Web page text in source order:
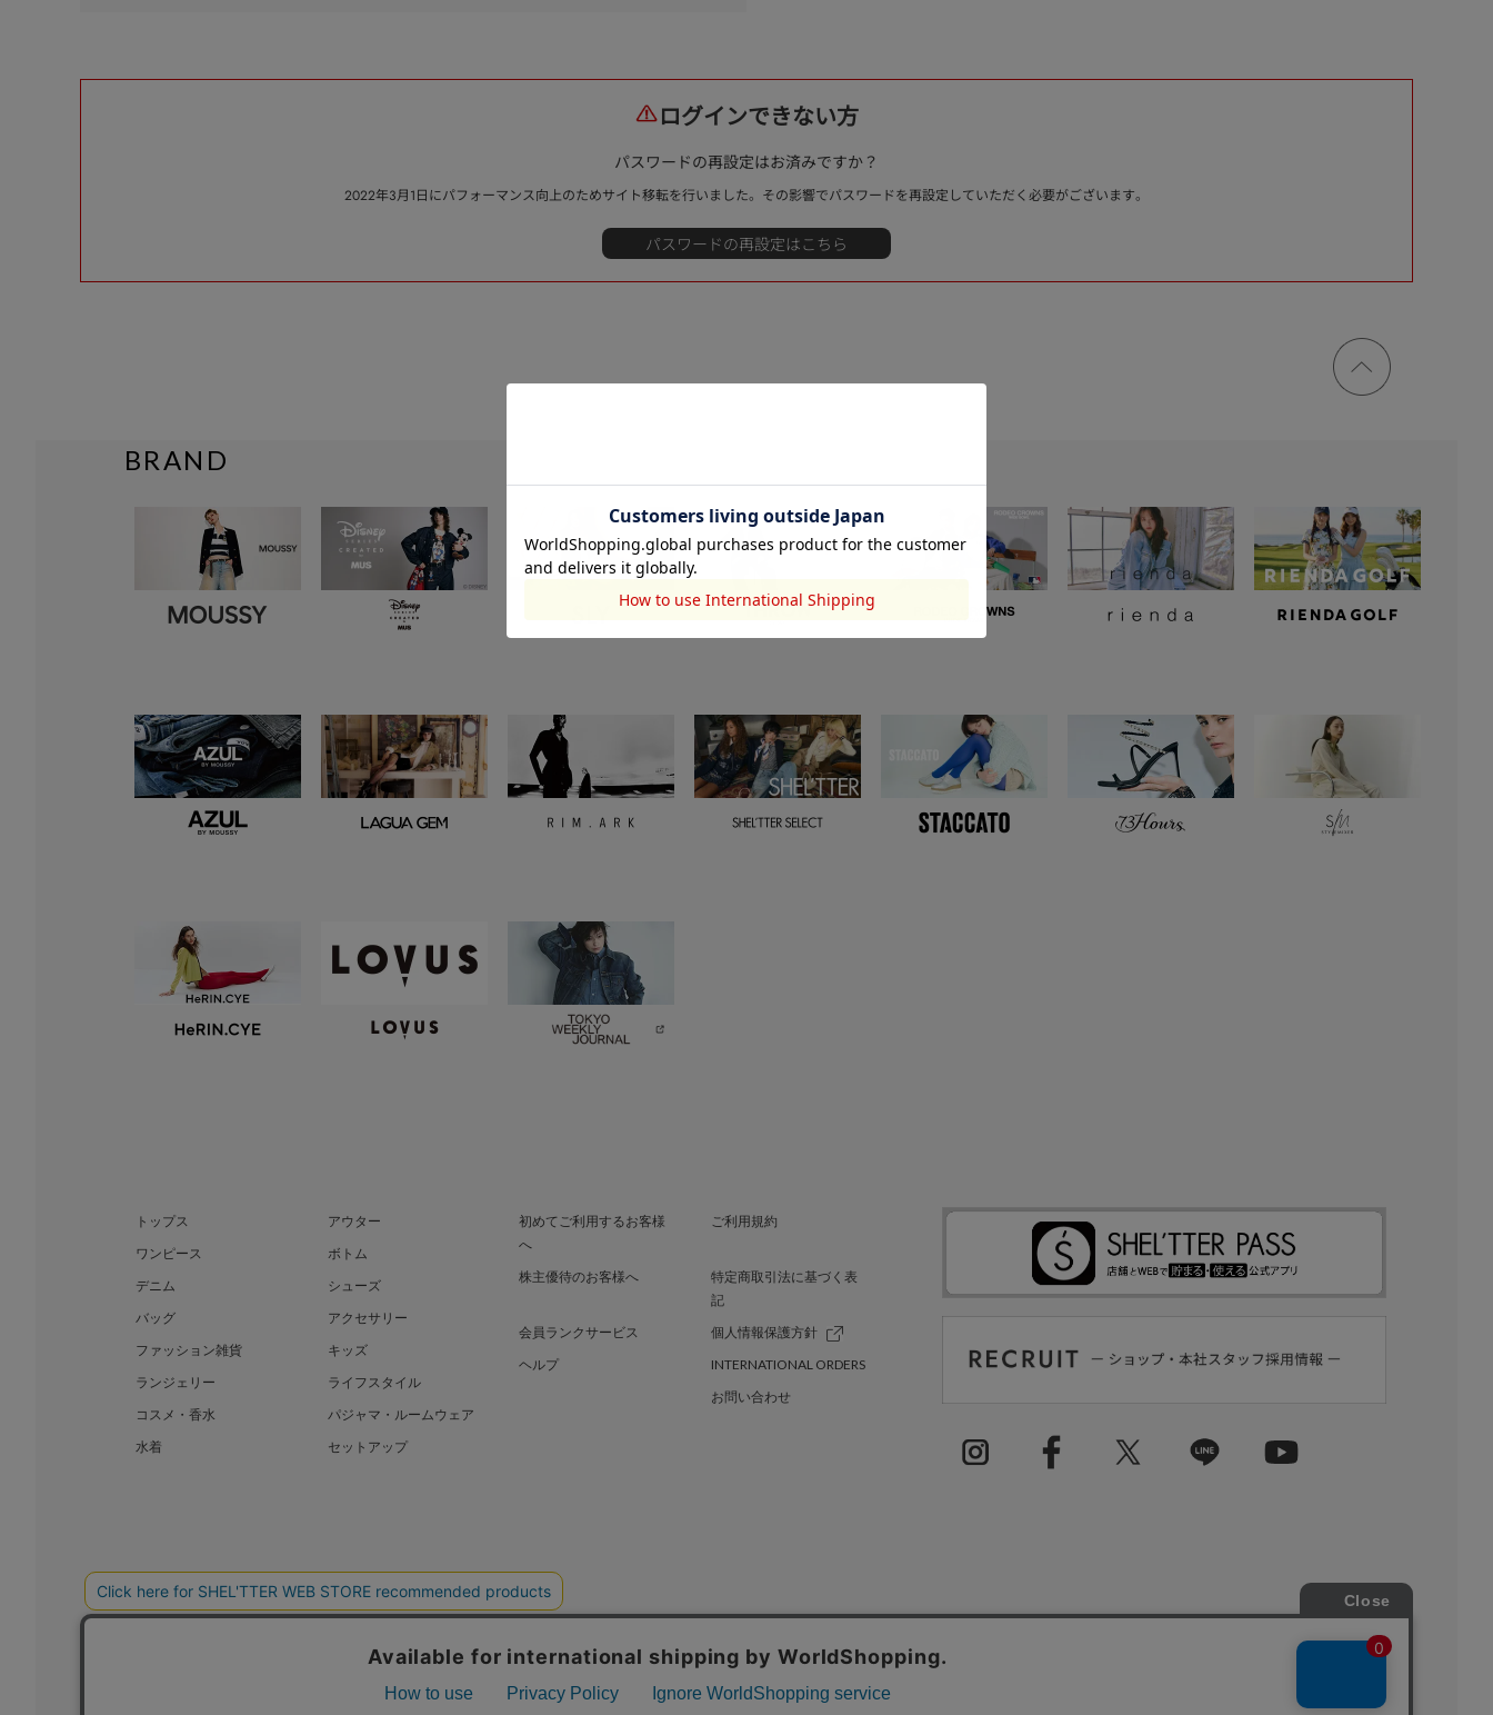
ログインできない方
パスワードの再設定はお済みですか？
2022年3月1日にパフォーマンス向上のためサイト移転を行いました。その影響でパスワードを再設定していただく必要がございます。
ページ
トップ
BRAND
トップス
アウター
ワンピース
ボトム
デニム
シューズ
バッグ
アクセサリー
ファッション雑貨
キッズ
ランジェリー
ライフスタイル
コスメ・香水
パジャマ・ルームウェア
水着
セットアップ
初めてご利用するお客様
へ
ご利用規約
株主優待のお客様へ
特定商取引法に基づく表
記
会員ランクサービス
個人情報保護方針
ヘルプ
INTERNATIONAL ORDERS
お問い合わせ
BAROQUE JAPAN LIMITED SHEL’TTER GREEN 採用情報
COPYRIGHT © BAROQUE JAPAN LIMITED ALL RIGHTS RESERVED.